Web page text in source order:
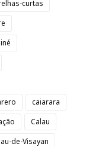
curtas
caiarara
Calau
de-Visayan